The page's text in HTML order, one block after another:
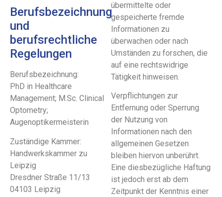
Berufsbezeichnung
und
berufsrechtliche
Regelungen
Berufsbezeichnung:
PhD in Healthcare
Management; M.Sc. Clinical
Optometry;
Augenoptikermeisterin
Zuständige Kammer:
Handwerkskammer zu
Leipzig
Dresdner Straße 11/13
04103 Leipzig
übermittelte oder
gespeicherte fremde
Informationen zu
überwachen oder nach
Umständen zu forschen, die
auf eine rechtswidrige
Tätigkeit hinweisen.
Verpflichtungen zur
Entfernung oder Sperrung
der Nutzung von
Informationen nach den
allgemeinen Gesetzen
bleiben hiervon unberührt.
Eine diesbezügliche Haftung
ist jedoch erst ab dem
Zeitpunkt der Kenntnis einer